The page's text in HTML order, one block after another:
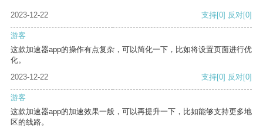
2023-12-22 支持[0] 反对[0]
游客
这款加速器app的操作有点复杂，可以简化一下，比如将设置页面进行优
化。
2023-12-22
支持[0] 反对[0]
游客
这款加速器app的加速效果一般，可以再提升一下，比如能够支持更多地
区的线路。